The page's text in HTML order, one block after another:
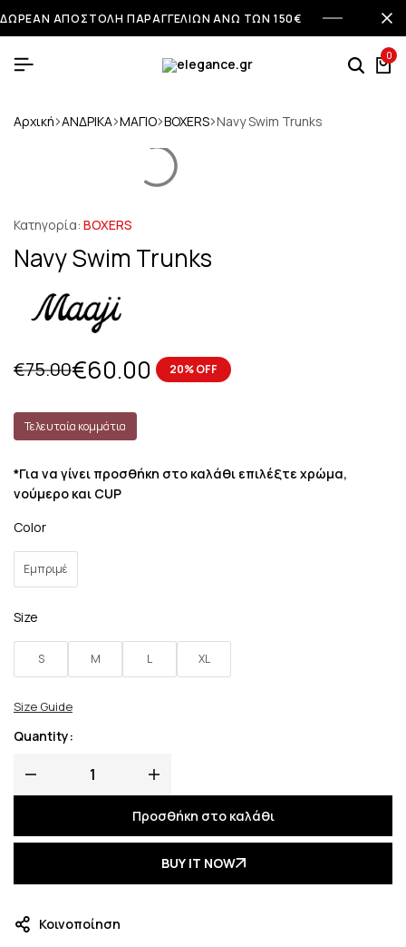
ΔΩΡΕΑΝ ΑΠΟΣΤΟΛΗ ΠΑΡΑΓΓΕΛΙΩΝ ΑΝΩ ΤΩΝ 150€
0
Αρχική ΑΝΔΡΙΚΑ ΜΑΓΙΟ BOXERS Navy Swim Trunks
Κατηγορία: BOXERS
Navy Swim Trunks
€75.00€60.00 20% OFF
Τελευταία κομμάτια
*Για να γίνει προσθήκη στο καλάθι επιλέξτε χρώμα,
νούμερο και CUP
Color
Εμπριμέ
Size
S M L XL
Size Guide
Quantity:
Προσθήκη στο καλάθι
BUY IT NOW
Κοινοποίηση